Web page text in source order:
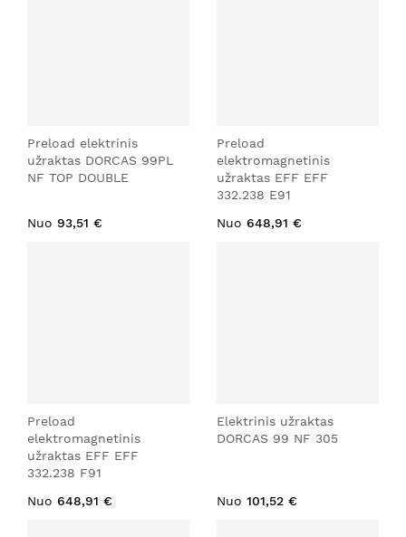
Preload elektrinis
užraktas DORCAS 99PL
NF TOP DOUBLE
Nuo 93,51 €
Preload
elektromagnetinis
užraktas EFF EFF
332.238 E91
Nuo 648,91 €
Preload
elektromagnetinis
užraktas EFF EFF
332.238 F91
Nuo 648,91 €
Elektrinis užraktas
DORCAS 99 NF 305
Nuo 101,52 €